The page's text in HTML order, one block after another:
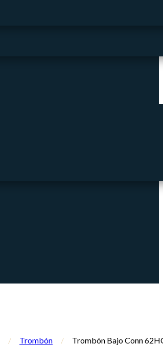
/ Trombón / Trombón Bajo Conn